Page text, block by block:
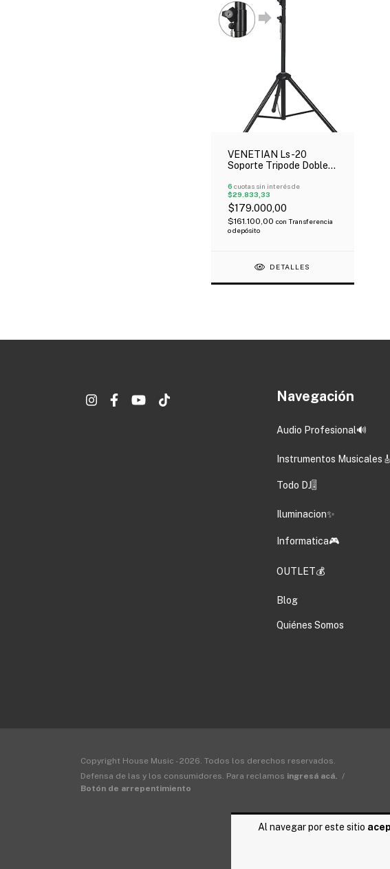
Al navegar por este sitio
VENETIAN Ls-20
Soporte Tripode Doble T
6 cuotas sin interés de
$29.833,33
$179.000,00
$161.100,00 con Transferencia
o depósito
DETALLES
Navegación
Audio Profesional🔊
Instrumentos Musicales🎸
Todo DJ🎚️
Iluminacion✨
Informatica🎮
OUTLET💰
Blog
Quiénes Somos
Copyright House Music - 2026. Todos los derechos reservados.
Defensa de las y los consumidores. Para reclamos ingresá acá.
/
Botón de arrepentimiento